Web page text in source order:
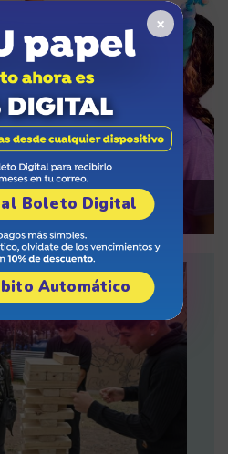
una opción teatral para
×
Boleto Digital
Automático